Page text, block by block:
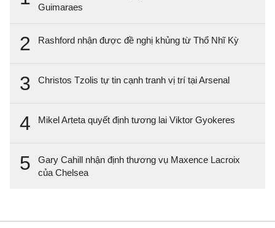
Guimaraes
2 Rashford nhận được đề nghị khủng từ Thổ Nhĩ Kỳ
3 Christos Tzolis tự tin cạnh tranh vị trí tại Arsenal
4 Mikel Arteta quyết định tương lai Viktor Gyokeres
5
Gary Cahill nhận định thương vụ Maxence Lacroix
của Chelsea